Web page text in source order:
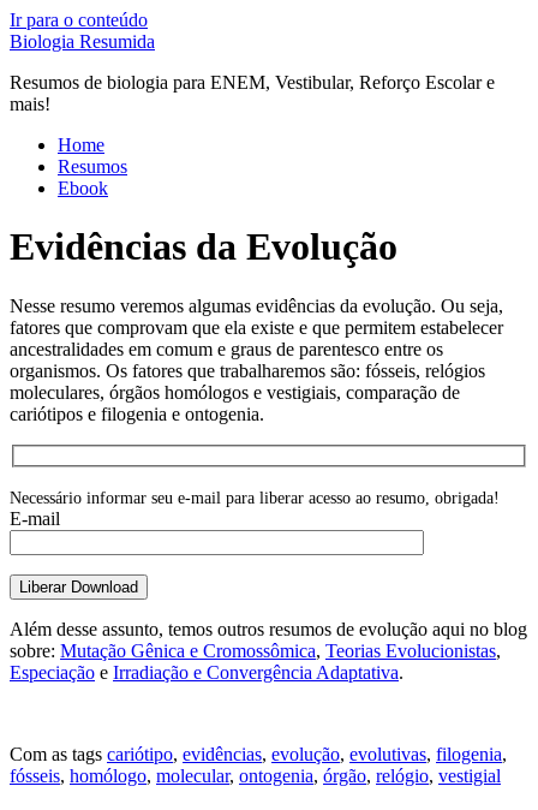
Ir para o conteúdo
Biologia Resumida
Resumos de biologia para ENEM, Vestibular, Reforço Escolar e
mais!
Home
Resumos
Ebook
Evidências da Evolução
Nesse resumo veremos algumas evidências da evolução. Ou seja,
fatores que comprovam que ela existe e que permitem estabelecer
ancestralidades em comum e graus de parentesco entre os
organismos. Os fatores que trabalharemos são: fósseis, relógios
moleculares, órgãos homólogos e vestigiais, comparação de
cariótipos e filogenia e ontogenia.
Necessário informar seu e-mail para liberar acesso ao resumo, obrigada!
E-mail
Além desse assunto, temos outros resumos de evolução aqui no blog
sobre: Mutação Gênica e Cromossômica, Teorias Evolucionistas,
Especiação e Irradiação e Convergência Adaptativa.
Com as tags cariótipo, evidências, evolução, evolutivas, filogenia,
fósseis, homólogo, molecular, ontogenia, órgão, relógio, vestigial